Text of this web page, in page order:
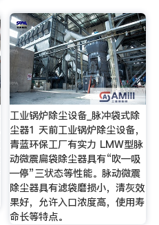
工业锅炉除尘设备_脉冲袋式除
尘器1 天前工业锅炉除尘设备，
青蓝环保工厂有实力 LMW型脉
动微震扁袋除尘器具有“吹—吸
—停”三状态等性能。脉动微震
除尘器具有滤袋磨损小，清灰效
果好，允许入口浓度高，使用寿
命长等特点。